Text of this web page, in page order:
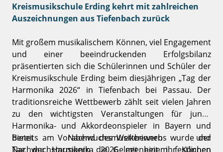
Kreismusikschule Erding kehrt mit zahlreichen
Auszeichnungen aus Tiefenbach zurück
Mit großem musikalischem Können, viel Engagement
und einer beeindruckenden Erfolgsbilanz
präsentierten sich die Schülerinnen und Schüler der
Kreismusikschule Erding beim diesjährigen „Tag der
Harmonika 2026“ in Tiefenbach bei Passau. Der
traditionsreiche Wettbewerb zählt seit vielen Jahren
zu den wichtigsten Veranstaltungen für junge
Harmonika- und Akkordeonspieler in Bayern und
bietet Nachwuchsmusikerinnen und
Nachwuchsmusikern die Gelegenheit, ihr Können
Bereits am Vorabend des Wettbewerbs wurde der
Tag der Harmonika 2026 mit einem festlichen